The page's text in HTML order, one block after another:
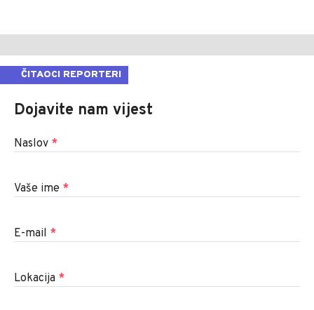
ČITAOCI REPORTERI
Dojavite nam vijest
Naslov *
Vaše ime *
E-mail *
Lokacija *